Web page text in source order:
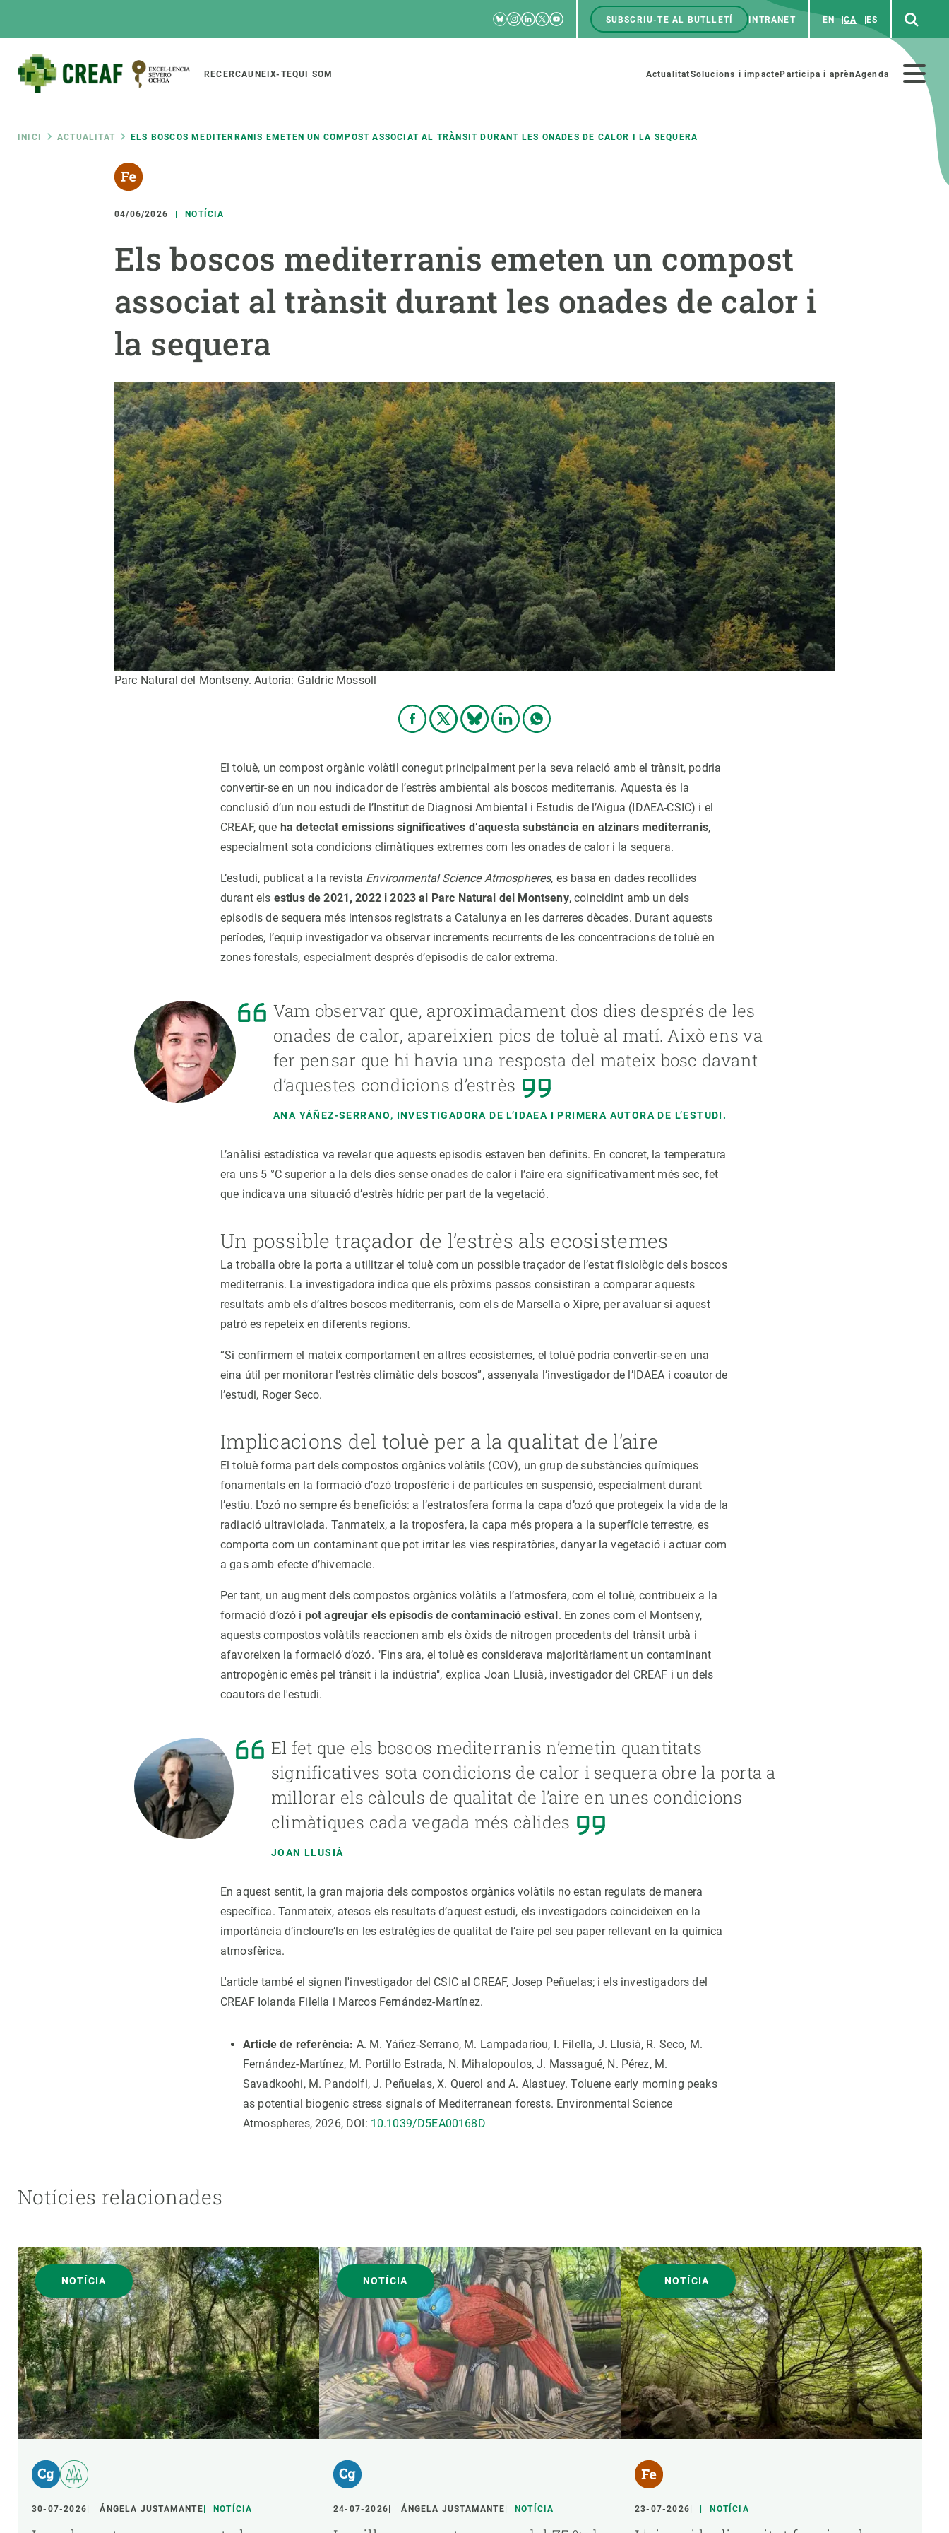
RRSS
Bluesky
Instagram
Linkedin
TwitterYoutube
Menú
SUBSCRIU-TE AL BUTLLETÍ INTRANET EN CA ES
Main
navigation
RECERCAUNEIX-TEQUI SOM
Menú
secundario
ActualitatSolucions i impacteParticipa i aprènAgenda
Fil
d'ariadna
INICI ACTUALITAT ELS BOSCOS MEDITERRANIS EMETEN UN COMPOST ASSOCIAT AL TRÀNSIT DURANT LES ONADES DE CALOR I LA SEQUERA
04/06/2026 NOTÍCIA
Els boscos mediterranis emeten un compost
associat al trànsit durant les onades de calor i
la sequera
Parc Natural del Montseny. Autoria: Galdric Mossoll
El toluè, un compost orgànic volàtil conegut principalment per la seva relació amb el trànsit, podria
convertir-se en un nou indicador de l’estrès ambiental als boscos mediterranis. Aquesta és la
conclusió d’un nou estudi de l’Institut de Diagnosi Ambiental i Estudis de l’Aigua (IDAEA-CSIC) i el
CREAF, que ha detectat emissions significatives d’aquesta substància en alzinars mediterranis,
especialment sota condicions climàtiques extremes com les onades de calor i la sequera.
L’estudi, publicat a la revista Environmental Science Atmospheres, es basa en dades recollides
durant els estius de 2021, 2022 i 2023 al Parc Natural del Montseny, coincidint amb un dels
episodis de sequera més intensos registrats a Catalunya en les darreres dècades. Durant aquests
períodes, l’equip investigador va observar increments recurrents de les concentracions de toluè en
zones forestals, especialment després d’episodis de calor extrema.
Vam observar que, aproximadament dos dies després de les
onades de calor, apareixien pics de toluè al matí. Això ens va
fer pensar que hi havia una resposta del mateix bosc davant
d’aquestes condicions d’estrès
ANA YÁÑEZ-SERRANO, INVESTIGADORA DE L’IDAEA I PRIMERA AUTORA DE L’ESTUDI.
L’anàlisi estadística va revelar que aquests episodis estaven ben definits. En concret, la temperatura
era uns 5 °C superior a la dels dies sense onades de calor i l’aire era significativament més sec, fet
que indicava una situació d’estrès hídric per part de la vegetació.
Un possible traçador de l’estrès als ecosistemes
La troballa obre la porta a utilitzar el toluè com un possible traçador de l’estat fisiològic dels boscos
mediterranis. La investigadora indica que els pròxims passos consistiran a comparar aquests
resultats amb els d’altres boscos mediterranis, com els de Marsella o Xipre, per avaluar si aquest
patró es repeteix en diferents regions.
“Si confirmem el mateix comportament en altres ecosistemes, el toluè podria convertir-se en una
eina útil per monitorar l’estrès climàtic dels boscos”, assenyala l’investigador de l’IDAEA i coautor de
l’estudi, Roger Seco.
Implicacions del toluè per a la qualitat de l’aire
El toluè forma part dels compostos orgànics volàtils (COV), un grup de substàncies químiques
fonamentals en la formació d’ozó troposfèric i de partícules en suspensió, especialment durant
l’estiu. L’ozó no sempre és beneficiós: a l’estratosfera forma la capa d’ozó que protegeix la vida de la
radiació ultraviolada. Tanmateix, a la troposfera, la capa més propera a la superfície terrestre, es
comporta com un contaminant que pot irritar les vies respiratòries, danyar la vegetació i actuar com
a gas amb efecte d’hivernacle.
Per tant, un augment dels compostos orgànics volàtils a l’atmosfera, com el toluè, contribueix a la
formació d’ozó i pot agreujar els episodis de contaminació estival. En zones com el Montseny,
aquests compostos volàtils reaccionen amb els òxids de nitrogen procedents del trànsit urbà i
afavoreixen la formació d’ozó. "Fins ara, el toluè es considerava majoritàriament un contaminant
antropogènic emès pel trànsit i la indústria", explica Joan Llusià, investigador del CREAF i un dels
coautors de l'estudi.
El fet que els boscos mediterranis n’emetin quantitats
significatives sota condicions de calor i sequera obre la porta a
millorar els càlculs de qualitat de l’aire en unes condicions
climàtiques cada vegada més càlides
JOAN LLUSIÀ
En aquest sentit, la gran majoria dels compostos orgànics volàtils no estan regulats de manera
específica. Tanmateix, atesos els resultats d’aquest estudi, els investigadors coincideixen en la
importància d’incloure’ls en les estratègies de qualitat de l’aire pel seu paper rellevant en la química
atmosfèrica.
L'article també el signen l'investigador del CSIC al CREAF, Josep Peñuelas; i els investigadors del
CREAF Iolanda Filella i Marcos Fernández-Martínez.
Article de referència: A. M. Yáñez-Serrano, M. Lampadariou, I. Filella, J. Llusià, R. Seco, M.
Fernández-Martínez, M. Portillo Estrada, N. Mihalopoulos, J. Massagué, N. Pérez, M.
Savadkoohi, M. Pandolfi, J. Peñuelas, X. Querol and A. Alastuey. Toluene early morning peaks
as potential biogenic stress signals of Mediterranean forests. Environmental Science
Atmospheres, 2026, DOI: 10.1039/D5EA00168D
Notícies relacionades
NOTÍCIA
30-07-2026 ÁNGELA JUSTAMANTE NOTÍCIA
NOTÍCIA
24-07-2026 ÁNGELA JUSTAMANTE NOTÍCIA
NOTÍCIA
23-07-2026 NOTÍCIA
Featured
responsive
Responsive
menu
SOBRE NOSALTRES
Organització institucional
Equitat, Diversitat i Inclusió (EDI)
Oficina de premsa
Ciència oberta i gestió del coneixement
Biodiversitat
Funcionament dels ecosistemes
Temes transversals
Synthesis Actions
Solucions
Política i gestió
Oportunitats acadèmiques
Demana la teva beca ERC
Un lloc on créixer
Desenvolupament de carrera
Seminaris i activitats internes
T’oferim formació
Fes ciència amb nosaltres
COL·LABORA
Esdeveniments anteriors
Notícies
Observació de la terra